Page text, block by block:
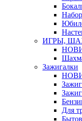
ИГРЫ,
Зажигалки
Для